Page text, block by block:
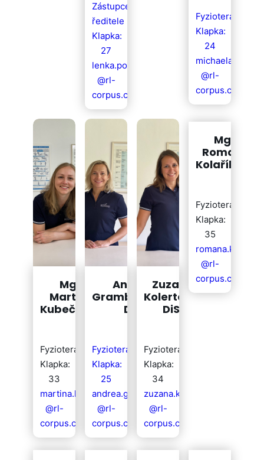
Zástupce
ředitele
Klapka:
27
lenka.pospisilova
@rl-
corpus.cz
Fyzioterapeutka
Klapka:
24
@rl-
corpus.cz
Mgr.
Martina
Kubečková
Fyzioterapeutka
Klapka:
33
martina.kubeckova
@rl-
corpus.cz
Andrea
Grambličková,
DiS.
Fyzioterapeutka
Klapka:
25
andrea.gramblickova
@rl-
corpus.cz
Zuzana
Kolertová,
DiS.
Fyzioterapeutka
Klapka:
34
zuzana.kolertova
@rl-
corpus.cz
Mgr.
Romana
Kolaříková
Fyzioterapeutka
Klapka:
35
@rl-
corpus.cz